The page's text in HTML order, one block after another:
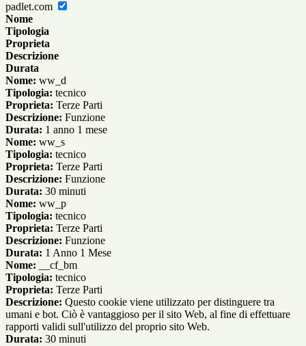
padlet.com
Nome
Tipologia
Proprieta
Descrizione
Durata
Nome: ww_d
Tipologia: tecnico
Proprieta: Terze Parti
Descrizione: Funzione
Durata: 1 anno 1 mese
Nome: ww_s
Tipologia: tecnico
Proprieta: Terze Parti
Descrizione: Funzione
Durata: 30 minuti
Nome: ww_p
Tipologia: tecnico
Proprieta: Terze Parti
Descrizione: Funzione
Durata: 1 Anno 1 Mese
Nome: __cf_bm
Tipologia: tecnico
Proprieta: Terze Parti
Descrizione: Questo cookie viene utilizzato per distinguere tra
umani e bot. Ciò è vantaggioso per il sito Web, al fine di effettuare
rapporti validi sull'utilizzo del proprio sito Web.
Durata: 30 minuti